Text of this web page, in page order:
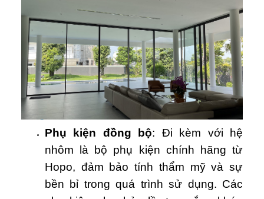
Phụ kiện đồng bộ: Đi kèm với hệ
nhôm là bộ phụ kiện chính hãng từ
Hopo, đảm bảo tính thẩm mỹ và sự
bền bỉ trong quá trình sử dụng. Các